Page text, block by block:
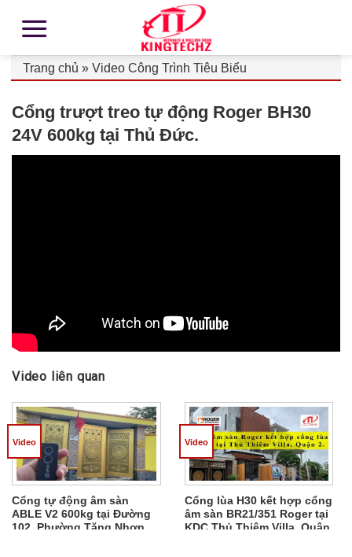
Trang chủ » Video Công Trình Tiêu Biểu
Cổng trượt treo tự động Roger BH30
24V 600kg tại Thủ Đức.
Video liên quan
Cổng tự động âm sàn
ABLE V2 600kg tại Đường
102, Phường Tăng Nhơn
Video
Cổng lùa H30 kết hợp cổng
âm sàn BR21/351 Roger tại
KDC Thủ Thiêm Villa, Quận
Video